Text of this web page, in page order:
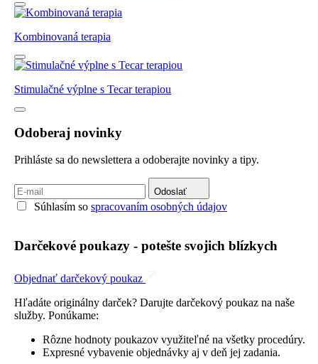
Kombinovaná terapia
Stimulačné výplne s Tecar terapiou
Odoberaj novinky
Prihláste sa do newslettera a odoberajte novinky a tipy.
Odoslať
Súhlasím so spracovaním osobných údajov
Darčekové poukazy - potešte svojich blízkych
Objednať darčekový poukaz
Hľadáte originálny darček? Darujte darčekový poukaz na naše
služby. Ponúkame:
Rôzne hodnoty poukazov využiteľné na všetky procedúry.
Expresné vybavenie objednávky aj v deň jej zadania.